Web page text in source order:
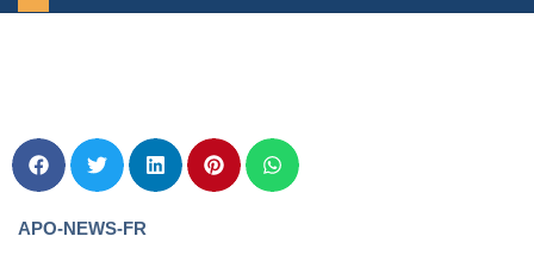
APO-NEWS-FR